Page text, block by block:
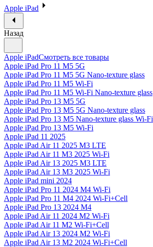
Apple iPad
Назад
Apple iPadСмотреть все товары
Apple iPad Pro 11 M5 5G
Apple iPad Pro 11 M5 5G Nano-texture glass
Apple iPad Pro 11 M5 Wi-Fi
Apple iPad Pro 11 M5 Wi-Fi Nano-texture glass
Apple iPad Pro 13 M5 5G
Apple iPad Pro 13 M5 5G Nano-texture glass
Apple iPad Pro 13 M5 Nano-texture glass Wi-Fi
Apple iPad Pro 13 M5 Wi-Fi
Apple iPad 11 2025
Apple iPad Air 11 2025 M3 LTE
Apple iPad Air 11 M3 2025 Wi-Fi
Apple iPad Air 13 2025 M3 LTE
Apple iPad Air 13 M3 2025 Wi-Fi
Apple iPad mini 2024
Apple iPad Pro 11 2024 M4 Wi-Fi
Apple iPad Pro 11 M4 2024 Wi-Fi+Cell
Apple iPad Pro 13 2024 M4
Apple iPad Air 11 2024 M2 Wi-Fi
Apple iPad Air 11 M2 Wi-Fi+Cell
Apple iPad Air 13 2024 M2 Wi-Fi
Apple iPad Air 13 M2 2024 Wi-Fi+Cell